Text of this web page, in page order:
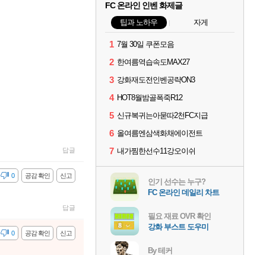
답글
신고
공감 확인
0
답글
신고
공감 확인
0
FC 온라인 인벤 화제글
팁과 노하우 자게
1 7월 30일 쿠폰모음
2 한여름역습속도MAX27
3 강화재도전인벤공략ON3
4 HOT8월밤골폭죽R12
5 신규복귀는아묻따2천FC지급
6 올여름엔삼색화채에이전트
7 내가찜한선수11강오이쉬
인기 선수는 누구?
FC 온라인 데일리 차트
필요 재료 OVR 확인
강화 부스트 도우미
By 테커